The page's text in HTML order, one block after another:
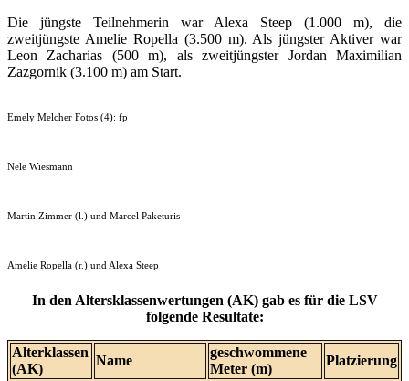
Die jüngste Teilnehmerin war Alexa Steep (1.000 m), die
zweitjüngste Amelie Ropella (3.500 m). Als jüngster Aktiver war
Leon Zacharias (500 m), als zweitjüngster Jordan Maximilian
Zazgornik (3.100 m) am Start.
Emely Melcher Fotos (4): fp
Nele Wiesmann
Martin Zimmer (l.) und Marcel Paketuris
Amelie Ropella (r.) und Alexa Steep
In den Altersklassenwertungen (AK) gab es für die LSV
folgende Resultate:
Alterklassen
(AK)
Name
geschwommene
Meter (m)
Platzierung